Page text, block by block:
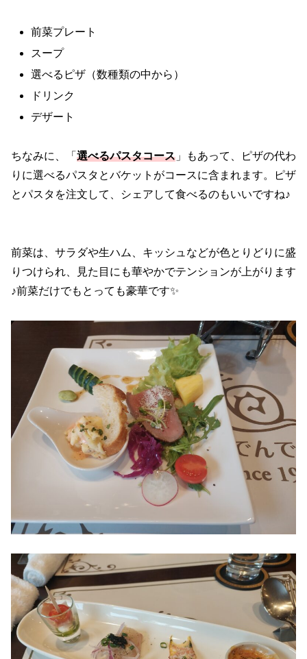
前菜プレート
スープ
選べるピザ（数種類の中から）
ドリンク
デザート
ちなみに、「 選べるパスタコース 」もあって、ピザの代わ
りに選べるパスタとバケットがコースに含まれます。ピザ
とパスタを注文して、シェアして食べるのもいいですね♪
前菜は、サラダや生ハム、キッシュなどが色とりどりに盛
りつけられ、見た目にも華やかでテンションが上がります
♪前菜だけでもとっても豪華です✨